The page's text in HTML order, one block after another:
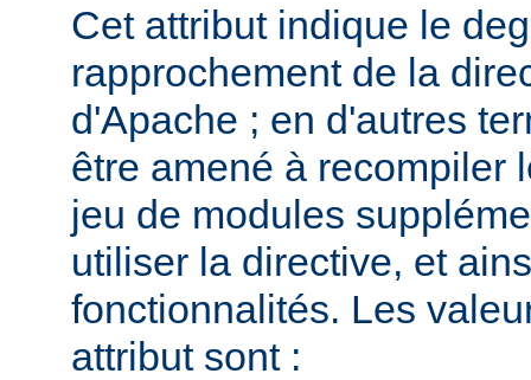
Cet attribut indique le
rapprochement de la
d'Apache ; en d'autres
être amené à recompiler
jeu de modules
utiliser la directive, et
fonctionnalités. Les
attribut sont :